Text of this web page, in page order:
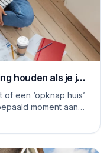
houden als je je
een ‘opknap huis’
moment aan